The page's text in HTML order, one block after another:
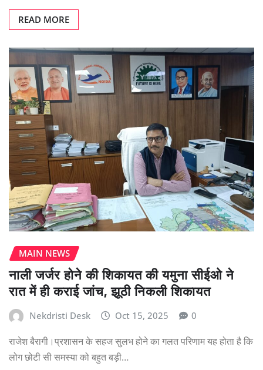
READ MORE
MAIN NEWS
नाली जर्जर होने की शिकायत की यमुना सीईओ ने
रात में ही कराई जांच, झूठी निकली शिकायत
Nekdristi Desk Oct 15, 2025 0
राजेश बैरागी।प्रशासन के सहज सुलभ होने का गलत परिणाम यह होता है कि
लोग छोटी सी समस्या को बहुत बड़ी…